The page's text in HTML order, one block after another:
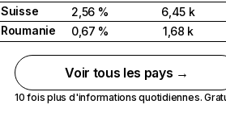
Suisse
2,56 %
6,45 k
Roumanie
0,67 % 1,68 k
Voir tous les pays →
10 fois plus d'informations quotidiennes.